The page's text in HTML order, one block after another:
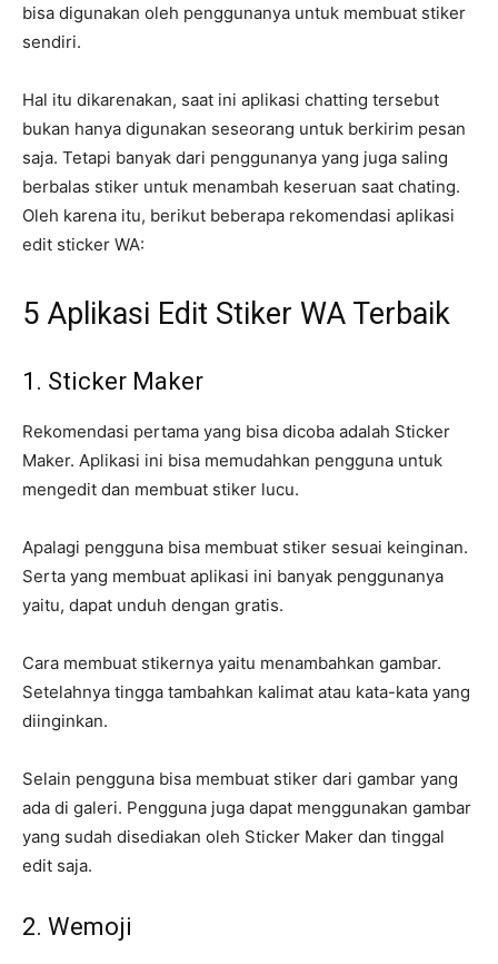
bisa digunakan oleh penggunanya untuk membuat stiker
sendiri.
Hal itu dikarenakan, saat ini aplikasi chatting tersebut
bukan hanya digunakan seseorang untuk berkirim pesan
saja. Tetapi banyak dari penggunanya yang juga saling
berbalas stiker untuk menambah keseruan saat chating.
Oleh karena itu, berikut beberapa rekomendasi aplikasi
edit sticker WA:
5 Aplikasi Edit Stiker WA Terbaik
1. Sticker Maker
Rekomendasi pertama yang bisa dicoba adalah Sticker
Maker. Aplikasi ini bisa memudahkan pengguna untuk
mengedit dan membuat stiker lucu.
Apalagi pengguna bisa membuat stiker sesuai keinginan.
Serta yang membuat aplikasi ini banyak penggunanya
yaitu, dapat unduh dengan gratis.
Cara membuat stikernya yaitu menambahkan gambar.
Setelahnya tingga tambahkan kalimat atau kata-kata yang
diinginkan.
Selain pengguna bisa membuat stiker dari gambar yang
ada di galeri. Pengguna juga dapat menggunakan gambar
yang sudah disediakan oleh Sticker Maker dan tinggal
edit saja.
2. Wemoji